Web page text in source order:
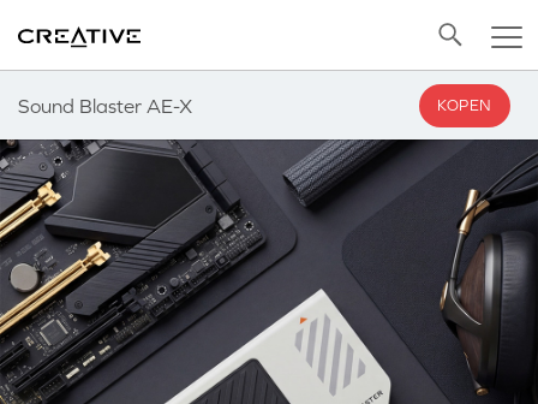
Sound Blaster AE-X KOPEN
Back to Top